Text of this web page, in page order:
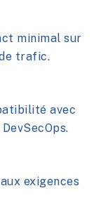
minimal sur
trafic.
avec
exigences